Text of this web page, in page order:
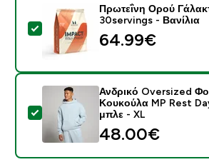
Select this product - Πρωτεΐνη
Πρωτεΐνη Ορού
30servings - Βανίλια
64.99€‎
Select this product - Ανδρικό
Ανδρικό Oversized
Κουκούλα MP Rest
μπλε - XL
48.00€‎